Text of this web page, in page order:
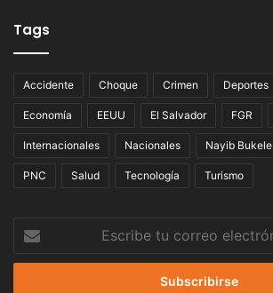
Tags
Accidente Choque Crimen Deportes
Economía EEUU El Salvador FGR
Internacionales Nacionales Nayib Bukele
PNC Salud Tecnología Turismo
correo